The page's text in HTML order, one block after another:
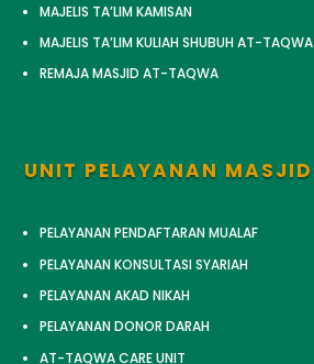
MAJELIS TA’LIM KAMISAN
MAJELIS TA’LIM KULIAH SHUBUH AT-TAQWA
REMAJA MASJID AT-TAQWA
UNIT PELAYANAN MASJID
PELAYANAN PENDAFTARAN MUALAF
PELAYANAN KONSULTASI SYARIAH
PELAYANAN AKAD NIKAH
PELAYANAN DONOR DARAH
AT-TAQWA CARE UNIT